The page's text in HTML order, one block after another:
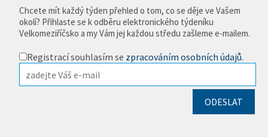
Chcete mít každý týden přehled o tom, co se děje ve Vašem
okolí? Přihlaste se k odběru elektronického týdeníku
Velkomeziříčsko a my Vám jej každou středu zašleme e-mailem.
Registrací souhlasím se zpracováním osobních údajů.